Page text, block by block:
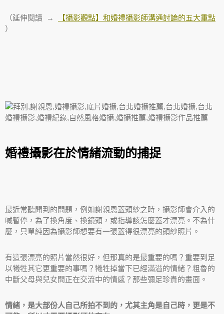
（延伸閱讀 →
【攝影觀點】和婚禮攝影師溝通討論的五大重點
）
婚禮攝影在於情緒流動的捕捉
最近常聽聞到的問題，例如謝親恩蓋頭紗之時，攝影師會介入的
喊暫停，為了換角度、換鏡頭，或指導該怎麼蓋才漂亮。不為什
麼，只單純因為攝影師想要有一張蓋得很漂亮的頭紗照片。
有這張漂亮的照片當然很好，但那真的是最重要的嗎？重要到足
以犧牲其它更重要的事嗎？犧牲掉當下已經滿溢的情緒？粗魯的
中斷父母與兒女間正在交流中的情感？那些彌足珍貴的畫面。
情緒，是大部份人自己所拍不到的，尤其主角是自己時，更是不